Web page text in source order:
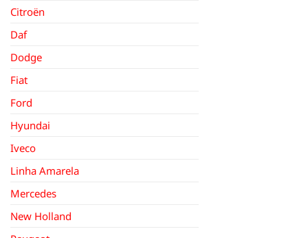
Citroën
Daf
Dodge
Fiat
Ford
Hyundai
Iveco
Linha Amarela
Mercedes
New Holland